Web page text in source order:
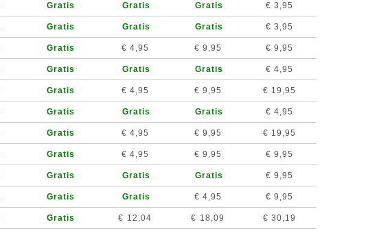
Gratis Gratis Gratis € 3,95
Gratis Gratis Gratis € 3,95
Gratis € 4,95 € 9,95 € 9,95
Gratis Gratis Gratis € 4,95
Gratis € 4,95 € 9,95 € 19,95
Gratis Gratis Gratis € 4,95
Gratis € 4,95 € 9,95 € 19,95
Gratis € 4,95 € 9,95 € 9,95
Gratis Gratis Gratis € 9,95
Gratis Gratis € 4,95 € 9,95
Gratis € 12,04 € 18,09 € 30,19